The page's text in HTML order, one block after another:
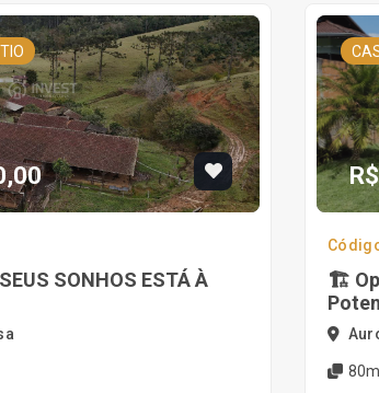
SONHOS ESTÁ À
🏗️